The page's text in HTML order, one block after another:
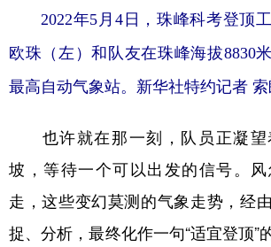
2022年5月4日，珠峰科考登顶
欧珠（左）和队友在珠峰海拔8830
最高自动气象站。新华社特约记者
也许就在那一刻，队员正凝望
坡，等待一个可以出发的信号。
走，这些变幻莫测的气象走势，经
捉、分析，最终化作一句“适宜登顶”